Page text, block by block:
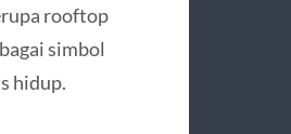
rooftop
simbol
hidup.